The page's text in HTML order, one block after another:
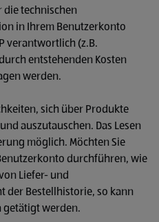
die technischen
in Ihrem Benutzerkonto
verantwortlich (z.B.
entstehenden Kosten
werden.
sich über Produkte
auszutauschen. Das Lesen
möglich. Möchten Sie
durchführen, wie
Liefer- und
der Bestellhistorie, so kann
getätigt werden.